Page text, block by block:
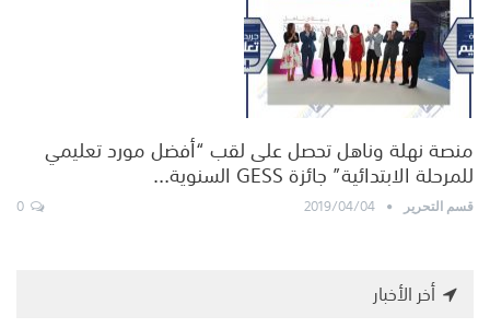
منصة نهلة وناهل تحصل على لقب “أفضل مورد تعليمي
للمرحلة الابتدائية” جائزة GESS السنوية…
قسم التحرير 2019/04/04
أخر الأخبار